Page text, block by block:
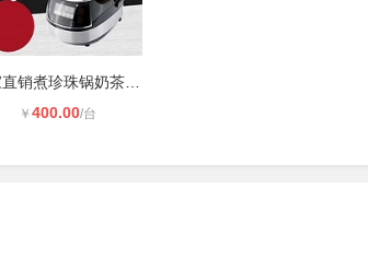
￥ 400.00/台